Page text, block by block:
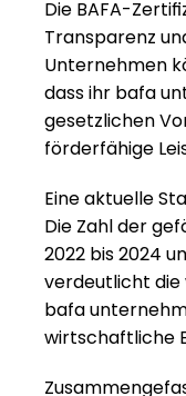
Die BAFA-
Transparenz
Unternehmen
dass ihr bafa
gesetzlichen
förderfähige
Eine aktuelle
Die Zahl der
2022 bis 2024
verdeutlicht die
bafa
wirtschaftliche